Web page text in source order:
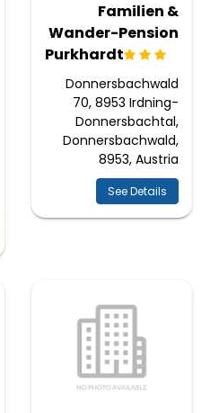
Familien &
Wander-Pension
Purkhardt
Donnersbachwald
70, 8953 Irdning-
Donnersbachtal,
Donnersbachwald,
8953, Austria
See Details